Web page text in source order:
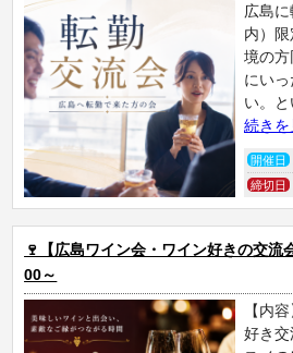
広島
内）
境の
にい
い。と
続きを
開催日
締切日
🍷【広島ワイン会・ワイン好きの交流
00～
【内
好き交